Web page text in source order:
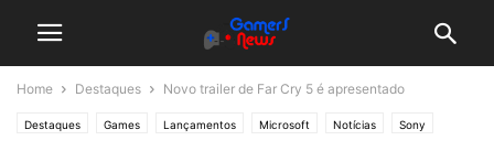
Home Destaques Novo trailer de Far Cry 5 é apresentado
Destaques Games Lançamentos Microsoft Notícias Sony